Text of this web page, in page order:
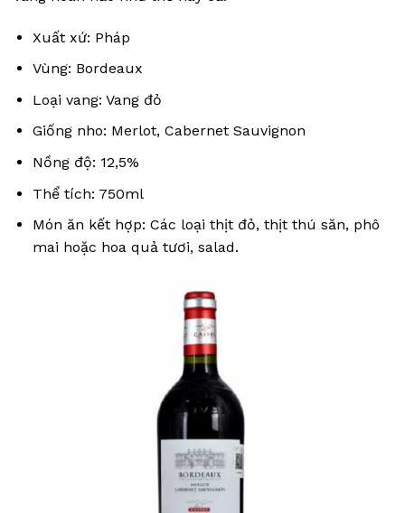
Xuất xứ: Pháp
Vùng: Bordeaux
Loại vang: Vang đỏ
Giống nho: Merlot, Cabernet Sauvignon
Nồng độ: 12,5%
Thể tích: 750ml
Món ăn kết hợp: Các loại thịt đỏ, thịt thú săn, phô
mai hoặc hoa quả tươi, salad.